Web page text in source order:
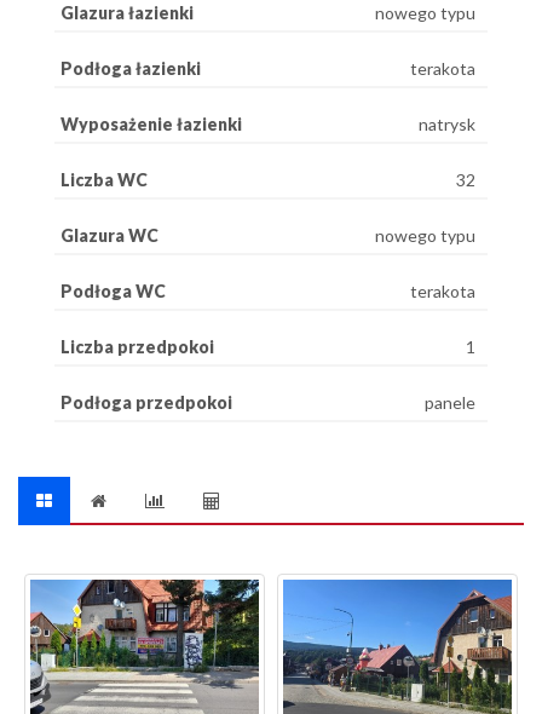
Glazura łazienki nowego typu
Podłoga łazienki terakota
Wyposażenie łazienki natrysk
Liczba WC 32
Glazura WC nowego typu
Podłoga WC terakota
Liczba przedpokoi 1
Podłoga przedpokoi panele